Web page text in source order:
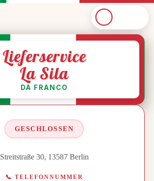
Lieferservice
La Sila
DA FRANCO
GESCHLOSSEN
Streitstraße 30, 13587 Berlin
📞 TELEFONNUMMER